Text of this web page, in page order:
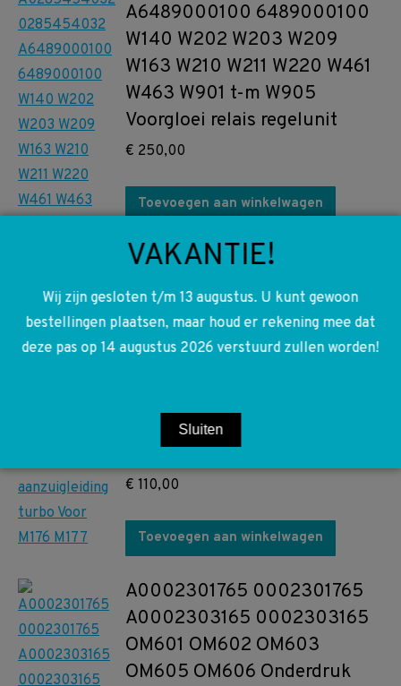
A6489000100 6489000100
W140 W202 W203 W209
W163 W210 W211 W220 W461
W463 W901 t-m W905
Voorgloei relais regelunit
€ 250,00
Toevoegen aan winkelwagen
aanzuigleiding turbo Voor
M176 M177
€ 110,00
Toevoegen aan winkelwagen
A0002301765 0002301765
A0002303165 0002303165
OM601 OM602 OM603
OM605 OM606 Onderdruk
VAKANTIE!
Wij zijn gesloten t/m 13 augustus. U kunt gewoon
bestellingen plaatsen, maar houd er rekening mee dat
deze pas op 14 augustus 2026 verstuurd zullen worden!
Sluiten